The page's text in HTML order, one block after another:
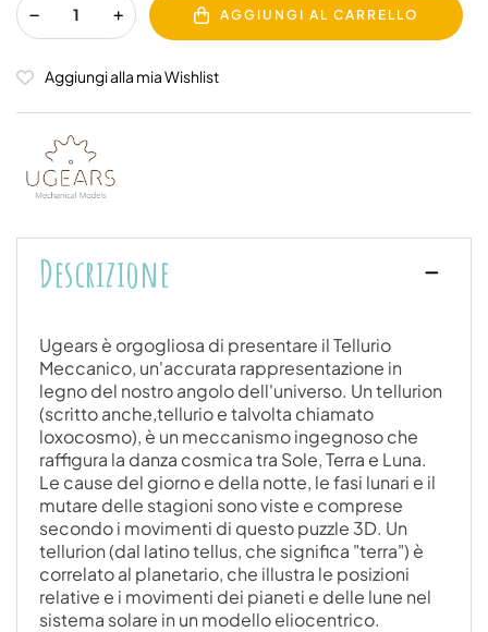
AGGIUNGI AL CARRELLO
Aggiungi alla mia Wishlist
Descrizione
Ugears è orgogliosa di presentare il Tellurio
Meccanico, un'accurata rappresentazione in
legno del nostro angolo dell'universo. Un tellurion
(scritto anche,tellurio e talvolta chiamato
loxocosmo), è un meccanismo ingegnoso che
raffigura la danza cosmica tra Sole, Terra e Luna.
Le cause del giorno e della notte, le fasi lunari e il
mutare delle stagioni sono viste e comprese
secondo i movimenti di questo puzzle 3D. Un
tellurion (dal latino tellus, che significa "terra") è
correlato al planetario, che illustra le posizioni
relative e i movimenti dei pianeti e delle lune nel
sistema solare in un modello eliocentrico.